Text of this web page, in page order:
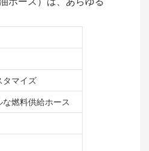
タマイズ
燃料供給ホース